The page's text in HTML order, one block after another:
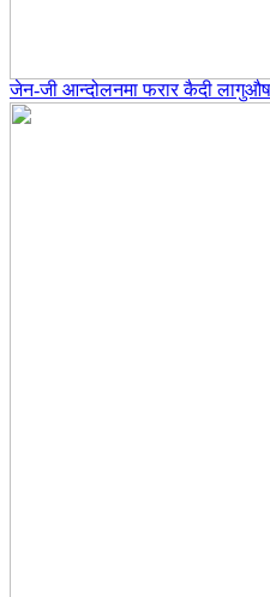
जेन-जी आन्दोलनमा फरार कैदी